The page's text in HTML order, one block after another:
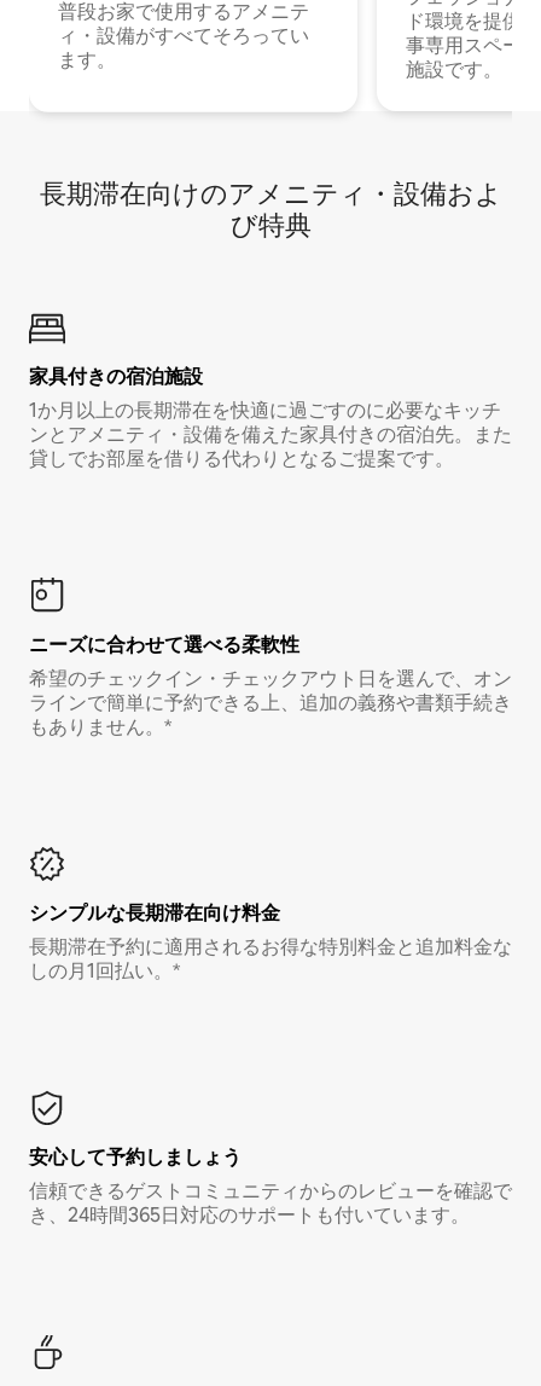
普段お家で使用するアメニテ
ィ・設備がすべてそろってい
ます。
ド環境を提供
事専用スペー
施設です。
長期滞在向け⁠のア⁠メ⁠ニ⁠テ⁠ィ⁠・設⁠備⁠およ
び特⁠典
家具付き⁠の宿⁠泊⁠施⁠設
1か月以上の長期滞在を快適に過ごすのに必要なキッチ
ンとアメニティ・設備を備えた家具付きの宿泊先。また
貸しでお部屋を借りる代わりとなるご提案です。
ニーズに合わせて選べる柔軟性
希望のチェックイン・チェックアウト日を選んで、オン
ラインで簡単に予約できる上、追加の義務や書類手続き
もありません。*
シンプルな長期滞在向け料金
長期滞在予約に適用されるお得な特別料金と追加料金な
しの月1回払い。*
安心して予約しましょう
信頼できるゲストコミュニティからのレビューを確認で
き、24時間365日対応のサポートも付いています。